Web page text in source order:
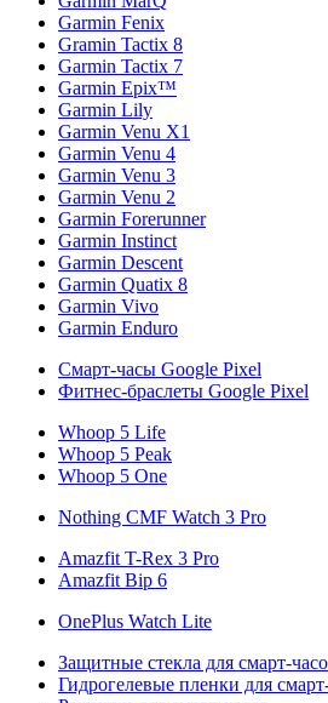
Garmin Fenix
Gramin Tactix 8
Garmin Tactix 7
Garmin Epix™
Garmin Lily
Garmin Venu X1
Garmin Venu 4
Garmin Venu 3
Garmin Venu 2
Garmin Forerunner
Garmin Instinct
Garmin Descent
Garmin Quatix 8
Garmin Vivo
Garmin Enduro
Смарт-часы Google Pixel
Фитнес-браслеты Google Pixel
Whoop 5 Life
Whoop 5 Peak
Whoop 5 One
Nothing CMF Watch 3 Pro
Amazfit T-Rex 3 Pro
Amazfit Bip 6
OnePlus Watch Lite
Защитные стекла для смарт-
Гидрогелевые пленки для